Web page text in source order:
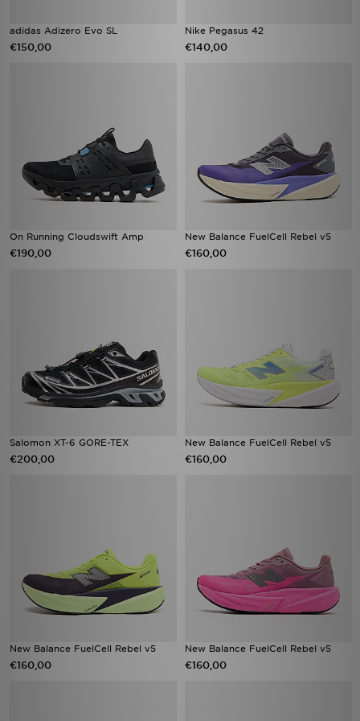
adidas Adizero Evo SL
€150,00
Nike Pegasus 42
€140,00
On Running Cloudswift Amp
€190,00
New Balance FuelCell Rebel v5
€160,00
Salomon XT-6 GORE-TEX
€200,00
New Balance FuelCell Rebel v5
€160,00
New Balance FuelCell Rebel v5
€160,00
New Balance FuelCell Rebel v5
€160,00